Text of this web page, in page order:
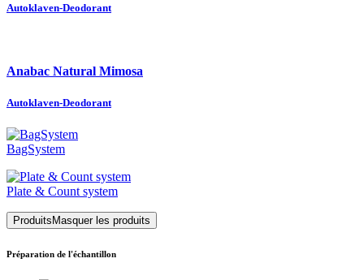
Autoklaven-Deodorant
Anabac Natural Mimosa
Autoklaven-Deodorant
BagSystem
Plate & Count system
Produits Masquer les produits
Préparation de l'échantillon